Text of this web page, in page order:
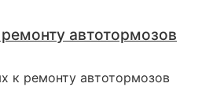
автотормозов
к ремонту автотормозов